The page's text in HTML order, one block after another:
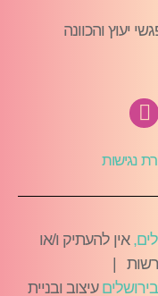
יעוץ והכוונה
נגישות
אין להעתיק ו/או
|
עיצוב ובניית